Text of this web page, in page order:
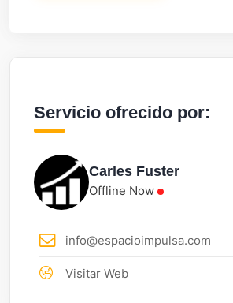
Servicio ofrecido por:
Carles Fuster
Offline Now
info@espacioimpulsa.com
Visitar Web